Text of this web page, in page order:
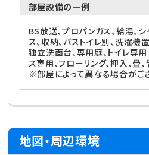
部屋設備の一例
BS放送、プロパンガス、給湯、
ス、収納、バストイレ別、洗濯機
独立洗面台、専用庭、トイレ専用
ス専用、フローリング、押入、畳
※部屋によって異なる場合がご
地図・周辺環境